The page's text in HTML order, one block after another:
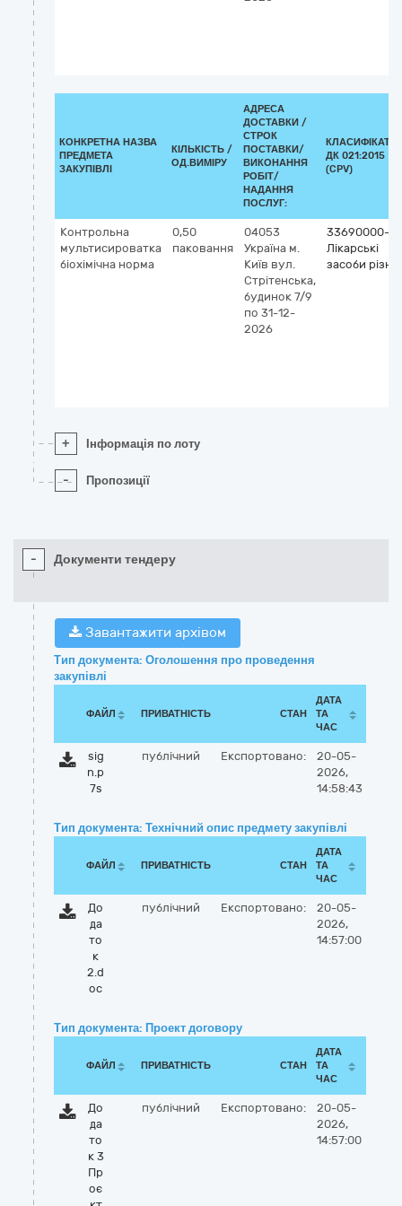
КОНКРЕТНА НАЗВА
ПРЕДМЕТА
ЗАКУПІВЛІ
КІЛЬКІСТЬ /
ОД.ВИМІРУ
АДРЕСА
ДОСТАВКИ /
СТРОК
ПОСТАВКИ/
ВИКОНАННЯ
РОБІТ/
НАДАННЯ
ПОСЛУГ:
ДК 021:2015
(CPV)
Контрольна
мультисироватка
біохімічна норма
0,50
паковання
04053
Україна м.
Київ вул.
Стрітенська,
будинок 7/9
по 31-12-
2026
33690000-3
Лікарські
засоби різні
+ Інформація по лоту
- Пропозиції
- Документи тендеру
Завантажити архівом
Тип документа: Оголошення про проведення
закупівлі
ФАЙЛ ПРИВАТНІСТЬ СТАН
ДАТА
ТА
ЧАС
sig
n.p
7s
публічний Експортовано:
20-05-
2026,
14:58:43
Тип документа: Технічний опис предмету закупівлі
ФАЙЛ ПРИВАТНІСТЬ СТАН
ДАТА
ТА
ЧАС
До
да
то
к
2.d
oc
публічний Експортовано:
20-05-
2026,
14:57:00
Тип документа: Проект договору
ФАЙЛ ПРИВАТНІСТЬ СТАН
ДАТА
ТА
ЧАС
До
да
то
к 3
Пр
оє
публічний Експортовано:
20-05-
2026,
14:57:00